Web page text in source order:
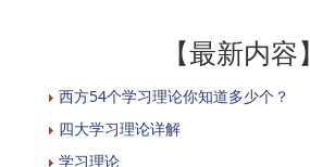
【最新内容】
西方54个学习理论你知道多少个？
四大学习理论详解
学习理论